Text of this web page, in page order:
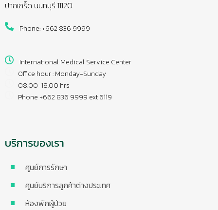
ปากเกร็ด นนทบุรี 11120
Phone: +662 836 9999
International Medical Service Center
Office hour : Monday-Sunday
08.00-18.00 hrs
Phone +662 836 9999 ext 6119
บริการของเรา
ศูนย์การรักษา
ศูนย์บริการลูกค้าต่างประเทศ
ห้องพักผู้ป่วย